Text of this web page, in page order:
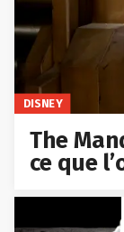
DISNEY
The
ce que